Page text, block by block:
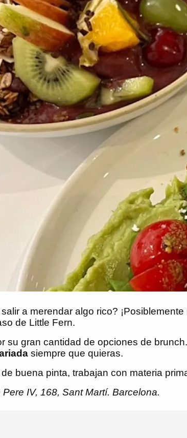
a merendar algo rico?
de Little Fern.
su gran cantidad de opciones de
siempre que quieras.
buena pinta, trabajan con materia
Pere IV, 168, Sant Martí. Barcelona.